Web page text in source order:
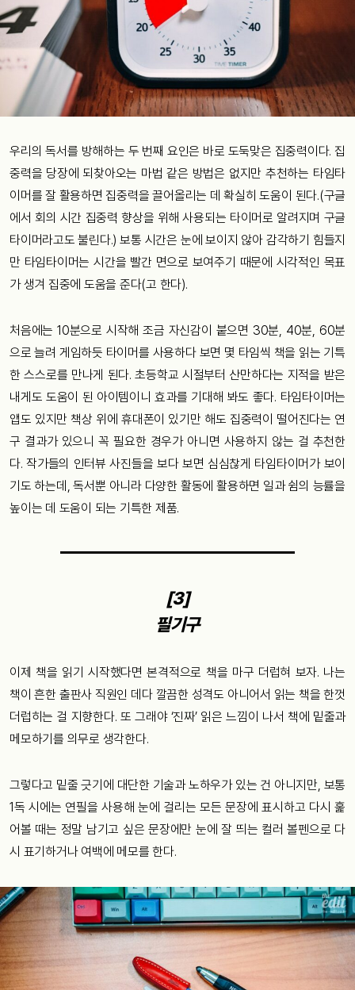
우리의 독서를 방해하는 두 번째 요인은 바로 도둑맞은 집중력이다. 집
중력을 당장에 되찾아오는 마법 같은 방법은 없지만 추천하는 타임타
이머를 잘 활용하면 집중력을 끌어올리는 데 확실히 도움이 된다.(구글
에서 회의 시간 집중력 향상을 위해 사용되는 타이머로 알려지며 구글
타이머라고도 불린다.) 보통 시간은 눈에 보이지 않아 감각하기 힘들지
만 타임타이머는 시간을 빨간 면으로 보여주기 때문에 시각적인 목표
가 생겨 집중에 도움을 준다(고 한다).
처음에는 10분으로 시작해 조금 자신감이 붙으면 30분, 40분, 60분
으로 늘려 게임하듯 타이머를 사용하다 보면 몇 타임씩 책을 읽는 기특
한 스스로를 만나게 된다. 초등학교 시절부터 산만하다는 지적을 받은
내게도 도움이 된 아이템이니 효과를 기대해 봐도 좋다. 타임타이머는
앱도 있지만 책상 위에 휴대폰이 있기만 해도 집중력이 떨어진다는 연
구 결과가 있으니 꼭 필요한 경우가 아니면 사용하지 않는 걸 추천한
다. 작가들의 인터뷰 사진들을 보다 보면 심심찮게 타임타이머가 보이
기도 하는데, 독서뿐 아니라 다양한 활동에 활용하면 일과 쉼의 능률을
높이는 데 도움이 되는 기특한 제품.
[3]
필기구
이제 책을 읽기 시작했다면 본격적으로 책을 마구 더럽혀 보자. 나는
책이 흔한 출판사 직원인 데다 깔끔한 성격도 아니어서 읽는 책을 한껏
더럽히는 걸 지향한다. 또 그래야 ‘진짜’ 읽은 느낌이 나서 책에 밑줄과
메모하기를 의무로 생각한다.
그렇다고 밑줄 긋기에 대단한 기술과 노하우가 있는 건 아니지만, 보통
1독 시에는 연필을 사용해 눈에 걸리는 모든 문장에 표시하고 다시 훑
어볼 때는 정말 남기고 싶은 문장에만 눈에 잘 띄는 컬러 볼펜으로 다
시 표기하거나 여백에 메모를 한다.